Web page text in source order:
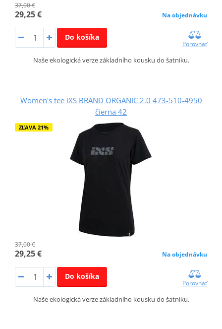
37,00 €
29,25 € Na objednávku
Do košíka
Porovnať
Naše ekologická verze základního kousku do šatníku.
Women's tee iXS BRAND ORGANIC 2.0 473-510-4950
čierna 42
ZĽAVA 21%
37,00 €
29,25 € Na objednávku
Do košíka
Porovnať
Naše ekologická verze základního kousku do šatníku.